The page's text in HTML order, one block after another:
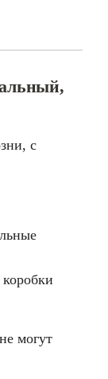
с
могут